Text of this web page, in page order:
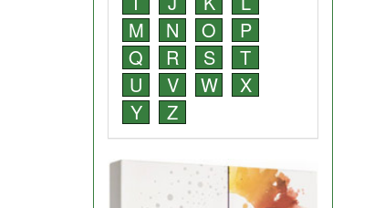
M
N O
P
Q
R S
T
U
V W
X
Y
Z